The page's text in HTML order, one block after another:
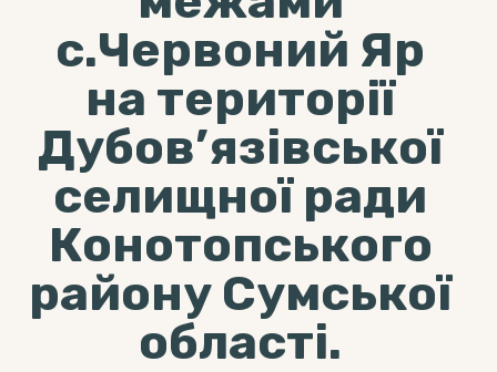
с.Червоний Яр
на території
Дубов’язівської
селищної ради
Конотопського
району Сумської
області.